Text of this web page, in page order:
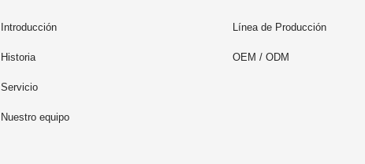
Introducción
Historia
Servicio
Nuestro equipo
Línea de Producción
OEM / ODM